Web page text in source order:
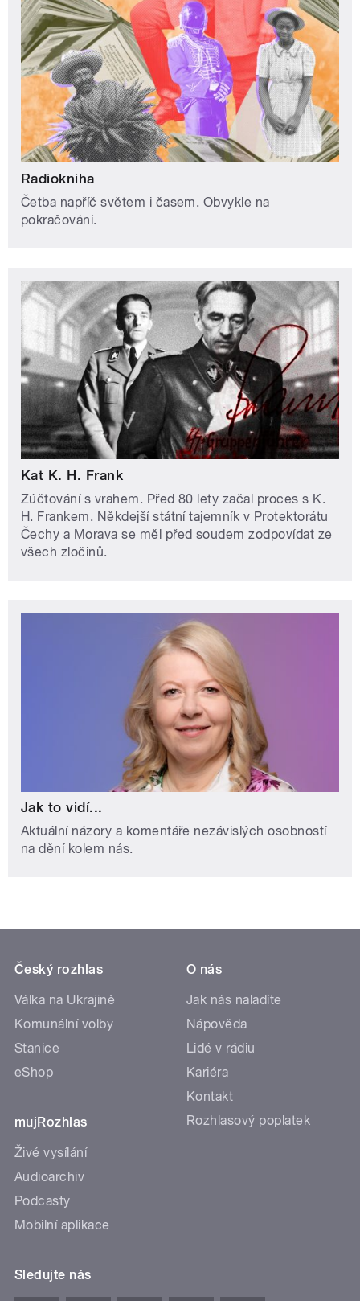
Radiokniha
Četba napříč světem i časem. Obvykle na
pokračování.
Kat K. H. Frank
Zúčtování s vrahem. Před 80 lety začal proces s K.
H. Frankem. Někdejší státní tajemník v Protektorátu
Čechy a Morava se měl před soudem zodpovídat ze
všech zločinů.
Jak to vidí...
Aktuální názory a komentáře nezávislých osobností
na dění kolem nás.
Český rozhlas
Válka na Ukrajině
Komunální volby
Stanice
eShop
mujRozhlas
Živé vysílání
Audioarchiv
Podcasty
Mobilní aplikace
O nás
Jak nás naladíte
Nápověda
Lidé v rádiu
Kariéra
Kontakt
Rozhlasový poplatek
Sledujte nás